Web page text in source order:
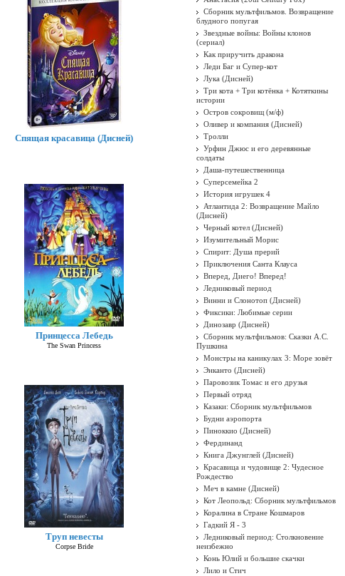
Спящая красавица (Дисней)
Принцесса Лебедь
The Swan Princess
Труп невесты
Corpse Bride
Сборник мультфильмов. Возвращение
блудного попугая
Звездные войны: Войны клонов
(сериал)
Как приручить дракона
Леди Баг и Супер-кот
Лука (Дисней)
Три кота + Три котёнка + Котяткины
истории
Остров сокровищ (м/ф)
Оливер и компания (Дисней)
Тролли
Урфин Джюс и его деревянные
солдаты
Даша-путешественница
Суперсемейка 2
История игрушек 4
Атлантида 2: Возвращение Майло
(Дисней)
Черный котел (Дисней)
Изумительный Морис
Спирит: Душа прерий
Приключения Санта Клауса
Вперед, Диего! Вперед!
Ледниковый период
Винни и Слонотоп (Дисней)
Фиксики: Любимые серии
Динозавр (Дисней)
Сборник мультфильмов: Сказки А.С.
Пушкина
Монстры на каникулах 3: Море зовёт
Энканто (Дисней)
Паровозик Томас и его друзья
Первый отряд
Казаки: Сборник мультфильмов
Будни аэропорта
Пиноккио (Дисней)
Фердинанд
Книга Джунглей (Дисней)
Красавица и чудовище 2: Чудесное
Рождество
Меч в камне (Дисней)
Кот Леопольд: Сборник мультфильмов
Коралина в Стране Кошмаров
Гадкий Я - 3
Ледниковый период: Столкновение
неизбежно
Конь Юлий и большие скачки
Лило и Стич